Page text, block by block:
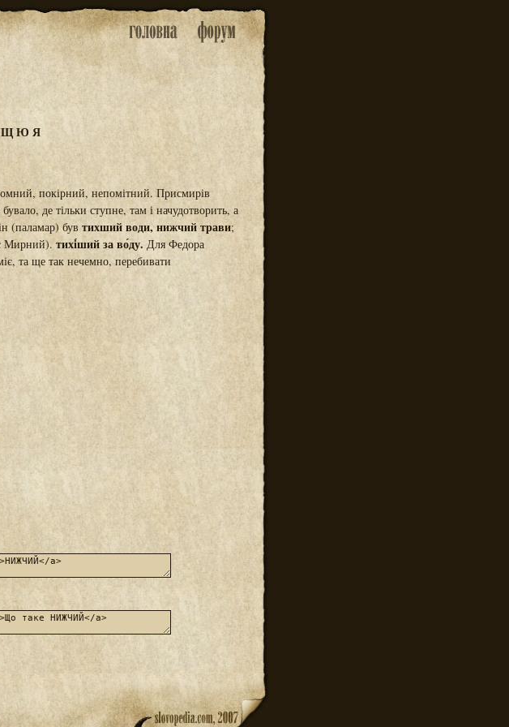
ЩЮ Я
покірний, непомітний. Присмирів
де тільки ступне, там і начудотворить, а
(паламар) бувтихший води, нижчий трави;
Мирний).тихі́ший за во́ду. Для Федора
та ще так нечемно, перебивати